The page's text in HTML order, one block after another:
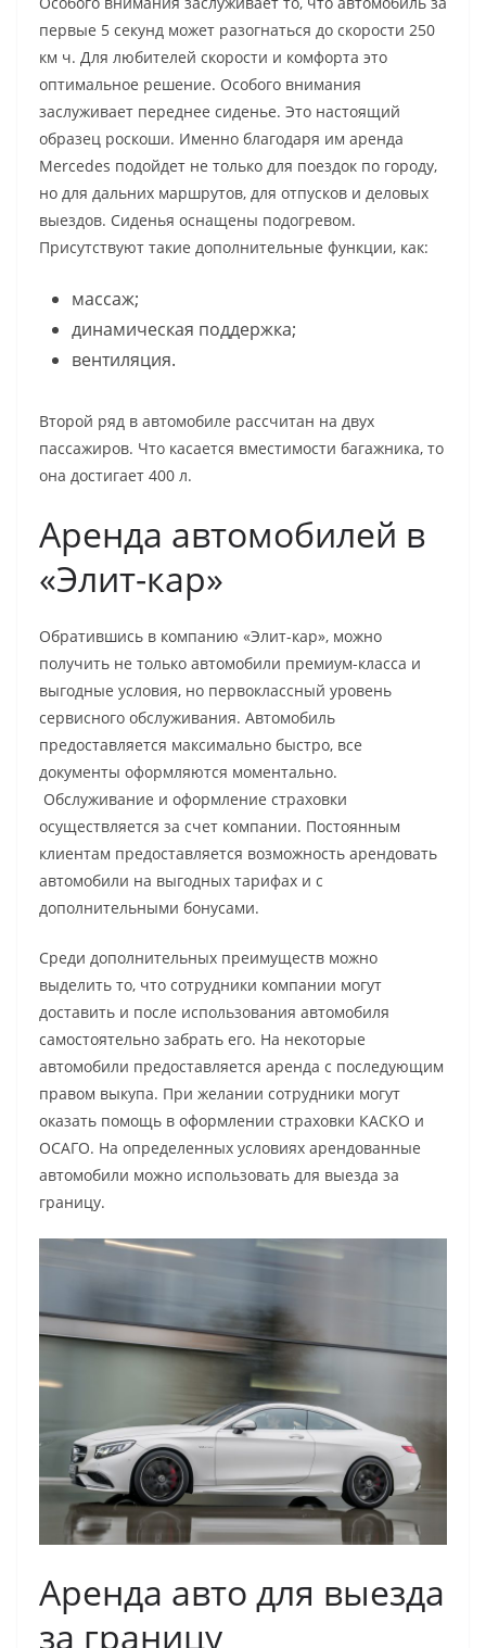
первые 5 секунд может разогнаться до скорости 250
км ч. Для любителей скорости и комфорта это
оптимальное решение. Особого внимания
заслуживает переднее сиденье. Это настоящий
образец роскоши. Именно благодаря им аренда
Mercedes подойдет не только для поездок по городу,
но для дальних маршрутов, для отпусков и деловых
выездов. Сиденья оснащены подогревом.
Присутствуют такие дополнительные функции, как:
массаж;
динамическая поддержка;
вентиляция.
Второй ряд в автомобиле рассчитан на двух
пассажиров. Что касается вместимости багажника, то
она достигает 400 л.
Аренда автомобилей в
«Элит-кар»
Обратившись в компанию «Элит-кар», можно
получить не только автомобили премиум-класса и
выгодные условия, но первоклассный уровень
сервисного обслуживания. Автомобиль
предоставляется максимально быстро, все
документы оформляются моментально.
Обслуживание и оформление страховки
осуществляется за счет компании. Постоянным
клиентам предоставляется возможность арендовать
автомобили на выгодных тарифах и с
дополнительными бонусами.
Среди дополнительных преимуществ можно
выделить то, что сотрудники компании могут
доставить и после использования автомобиля
самостоятельно забрать его. На некоторые
автомобили предоставляется аренда с последующим
правом выкупа. При желании сотрудники могут
оказать помощь в оформлении страховки КАСКО и
ОСАГО. На определенных условиях арендованные
автомобили можно использовать для выезда за
границу.
Аренда авто для выезда
за границу